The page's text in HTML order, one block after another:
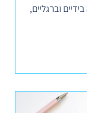
וברגליים,